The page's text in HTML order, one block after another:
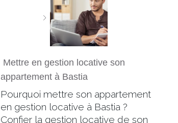
Mettre en gestion locative son
appartement à Bastia
Pourquoi mettre son appartement
en gestion locative à Bastia ?
Confier la gestion locative de son